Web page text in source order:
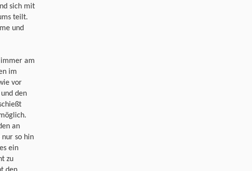
sich mit
teilt.
und
am
im
vor
den
an
nur so hin
ein
zu